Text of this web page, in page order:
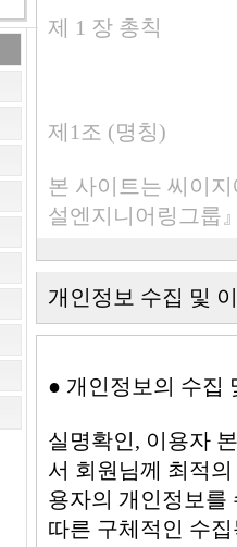
제 1 장 총칙
제1조 (명칭)
본 사이트는 씨이
설엔지니어링그룹
제2조 (목적)
비스(이하 "사이트
제3조 (약관의 효
개인정보 수집 및
● 개인정보의 수집
실명확인, 이용자
서 회원님께 최적
용자의 개인정보를
따른 구체적인 수